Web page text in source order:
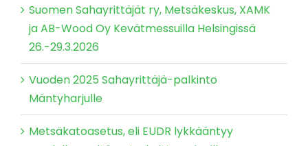
Suomen Sahayrittäjät ry, Metsäkeskus, XAMK
ja AB-Wood Oy Kevätmessuilla Helsingissä
26.-29.3.2026
Vuoden 2025 Sahayrittäjä-palkinto
Mäntyharjulle
Metsäkatoasetus, eli EUDR lykkääntyy